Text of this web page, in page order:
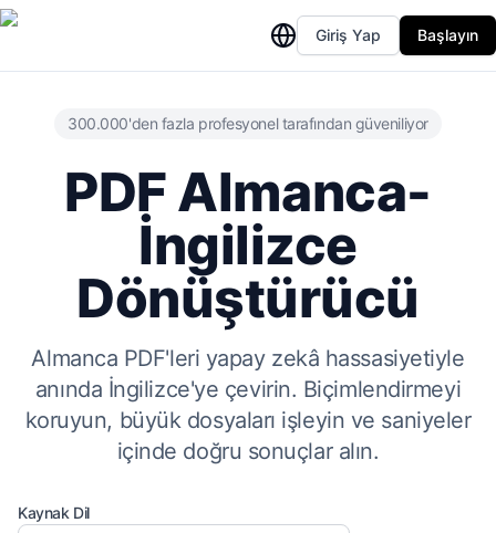
Giriş Yap Başlayın
300.000'den fazla profesyonel tarafından güveniliyor
PDF Almanca-
İngilizce
Dönüştürücü
Almanca PDF'leri yapay zekâ hassasiyetiyle
anında İngilizce'ye çevirin. Biçimlendirmeyi
koruyun, büyük dosyaları işleyin ve saniyeler
içinde doğru sonuçlar alın.
Kaynak Dil